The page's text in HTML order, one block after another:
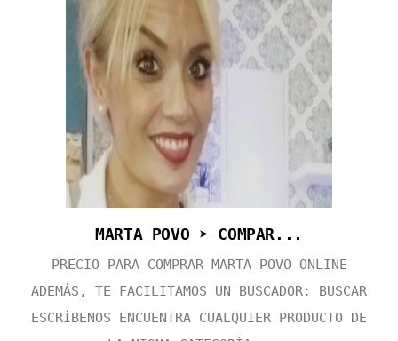
MARTA POVO ➤ COMPAR...
PRECIO PARA COMPRAR MARTA POVO ONLINE
ADEMÁS, TE FACILITAMOS UN BUSCADOR: BUSCAR
ESCRÍBENOS ENCUENTRA CUALQUIER PRODUCTO DE